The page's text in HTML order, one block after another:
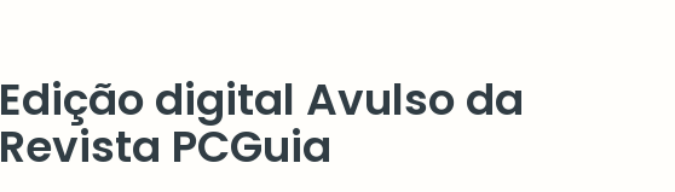
Edição digital Avulso da
Revista PCGuia